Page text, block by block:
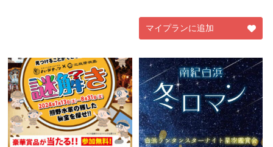
マイプランに追加